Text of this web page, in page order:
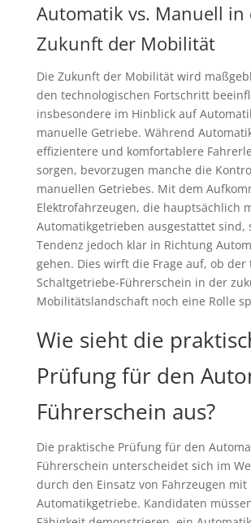
Automatik vs. Manuell in
Zukunft der Mobilität
Die Zukunft der Mobilität wird
den technologischen Fortschritt
insbesondere im Hinblick auf
manuelle Getriebe. Während
effizientere und komfortablere
sorgen, bevorzugen manche die
manuellen Getriebes. Mit dem
Elektrofahrzeugen, die hauptsächlich
Automatikgetrieben ausgestattet sind,
Tendenz jedoch klar in Richtung
gehen. Dies wirft die Frage auf, ob
Schaltgetriebe-Führerschein in der
Mobilitätslandschaft noch eine Rolle
Wie sieht die
Prüfung für den
Führerschein aus?
Die praktische Prüfung für den
Führerschein unterscheidet sich im
durch den Einsatz von Fahrzeugen mit
Automatikgetriebe. Kandidaten